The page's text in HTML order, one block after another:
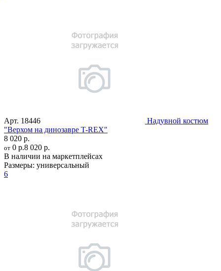
Арт. 18446
Надувной костюм
"Верхом на динозавре T-REX"
8 020 р.
от 0 р.8 020 р.
В наличии на маркетплейсах
Размеры: универсальный
6